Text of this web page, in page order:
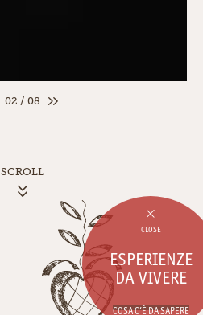
CLOSE
ESPERIENZE
DA VIVERE
COSA C’È DA SAPERE
02 / 08
SCROLL